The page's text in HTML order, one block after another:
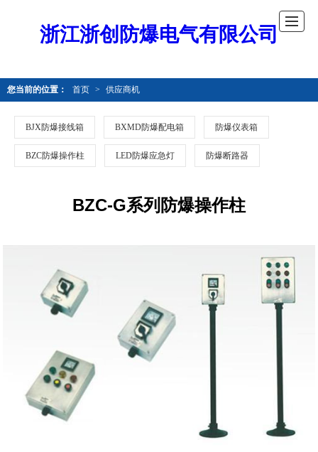
浙江浙创防爆电气有限公司
您当前的位置： 首页 > 供应商机
BJX防爆接线箱 BXMD防爆配电箱 防爆仪表箱
BZC防爆操作柱 LED防爆应急灯 防爆断路器
BZC-G系列防爆操作柱